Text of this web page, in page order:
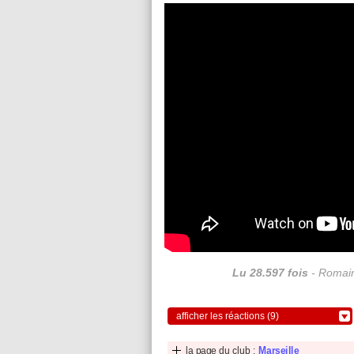
Lu 28.597 fois -
afficher les réactions (9)
la page du club : Marseille